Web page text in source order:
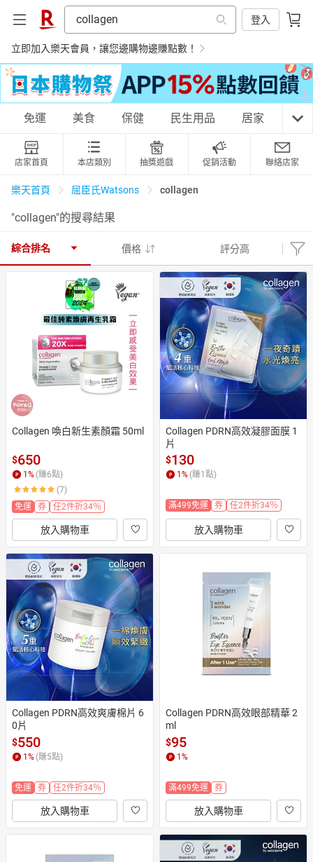
登入
立即加入樂天會員，讓您邊購物邊賺點數！
購物網分類
天天免運 美食蛋糕 養生保健
居家生活 3C家電 親子玩具
男裝 化妝保養 情趣用品
日本購物 電子/紙本書
HOT
免運 美食 保健 民生用品 居家 3C
店家首頁 本店類別 抽獎遊戲 促銷活動 聯絡店家
樂天首頁 屈臣氏Watsons collagen
"collagen"的搜尋結果
綜合排名 價格 評分高
Collagen 喚白新生素顏霜 50ml
$650
1 % (賺6點)
(7)
免運
券 任2件折34％
放入購物車
Collagen PDRN高效凝膠面膜 1
片
$130
1 % (賺1 點)
滿499免運 券 任2件折34％
放入購物車
Collagen PDRN高效爽膚棉片 6
0片
$550
1% (賺5點)
免運 券 任2件折34％
放入購物車
Collagen PDRN高效眼部精華 2
ml
$95
1%
滿499免運 券
放入購物車